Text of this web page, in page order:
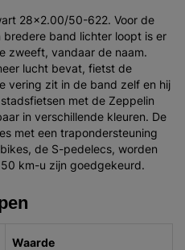
28x2.00/50-622. Voor de
band lichter loopt is er
zweeft, vandaar de naam.
lucht bevat, fietst de
vering zit in de band zelf en hij
met de Zeppelin
in verschillende kleuren. De
met een trapondersteuning
de S-pedelecs, worden
km-u zijn goedgekeurd.
Waarde